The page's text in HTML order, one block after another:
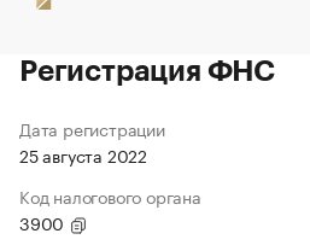
Регистрация ФНС
Дата регистрации
25 августа 2022
Код налогового органа
3900